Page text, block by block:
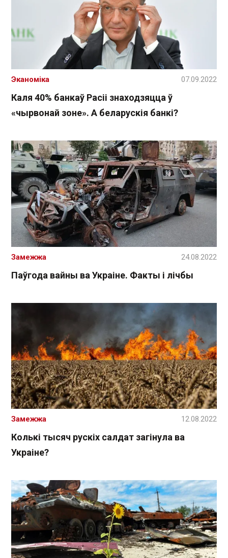
Каля 40% банкаў Расіі знаходзяцца ў
«чырвонай зоне». А беларускія банкі?
Эканоміка 07.09.2022
Паўгода вайны ва Украіне. Факты і лічбы
Замежжа 24.08.2022
Колькі тысяч рускіх салдат загінула ва
Украіне?
Замежжа 12.08.2022